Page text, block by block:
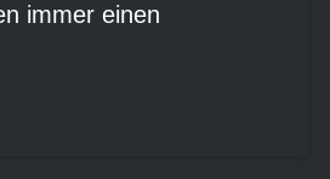
immer einen